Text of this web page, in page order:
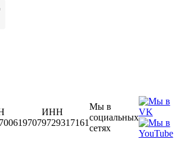
ИНН
9729317161
Мы в
социальных
сетях